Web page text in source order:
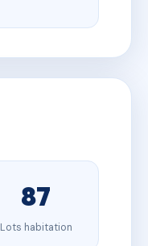
87
Lots habitation